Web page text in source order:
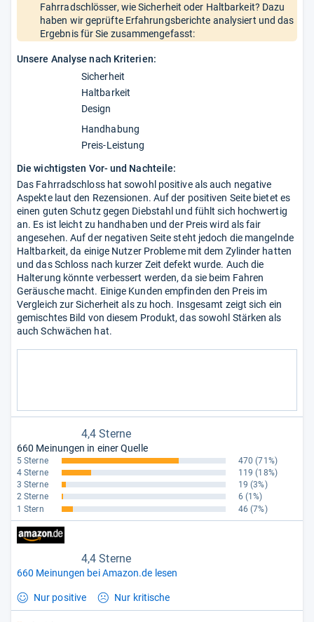
Fahrradschlösser, wie Sicherheit oder Haltbarkeit? Dazu
haben wir geprüfte Erfahrungsberichte analysiert und das
Ergebnis für Sie zusammengefasst:
Unsere Analyse nach Kriterien:
Sicherheit
Haltbarkeit
Design
Handhabung
Preis-Leistung
Die wichtigsten Vor- und Nachteile:
Das Fahrradschloss hat sowohl positive als auch negative
Aspekte laut den Rezensionen. Auf der positiven Seite bietet es
einen guten Schutz gegen Diebstahl und fühlt sich hochwertig
an. Es ist leicht zu handhaben und der Preis wird als fair
angesehen. Auf der negativen Seite steht jedoch die mangelnde
Haltbarkeit, da einige Nutzer Probleme mit dem Zylinder hatten
und das Schloss nach kurzer Zeit defekt wurde. Auch die
Halterung könnte verbessert werden, da sie beim Fahren
Geräusche macht. Einige Kunden empfinden den Preis im
Vergleich zur Sicherheit als zu hoch. Insgesamt zeigt sich ein
gemischtes Bild von diesem Produkt, das sowohl Stärken als
auch Schwächen hat.
4,4 Sterne
660 Meinungen in einer Quelle
5 Sterne 470 (71%)
4 Sterne
119 (18%)
3 Sterne
19 (3%)
2 Sterne
6 (1%)
1 Stern
46 (7%)
4,4 Sterne
660 Meinungen bei Amazon.de lesen
Nur positive Nur kritische